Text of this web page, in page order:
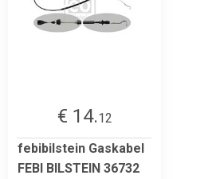
€ 14.12
febibilstein Gaskabel
FEBI BILSTEIN 36732